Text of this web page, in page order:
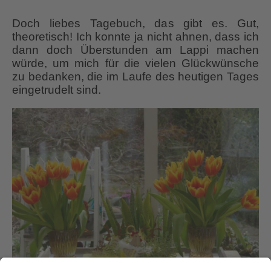
Doch liebes Tagebuch, das gibt es. Gut,
theoretisch! Ich konnte ja nicht ahnen, dass ich
dann doch Überstunden am Lappi machen
würde, um mich für die vielen Glückwünsche
zu bedanken, die im Laufe des heutigen Tages
eingetrudelt sind.